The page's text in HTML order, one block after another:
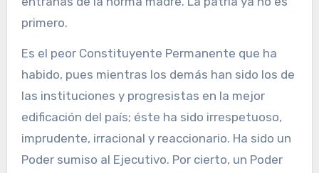
primero.
Es el peor Constituyente Permanente que ha
habido, pues mientras los demás han sido los de
las instituciones y progresistas en la mejor
edificación del país; éste ha sido irrespetuoso,
imprudente, irracional y reaccionario. Ha sido un
Poder sumiso al Ejecutivo. Por cierto, un Poder